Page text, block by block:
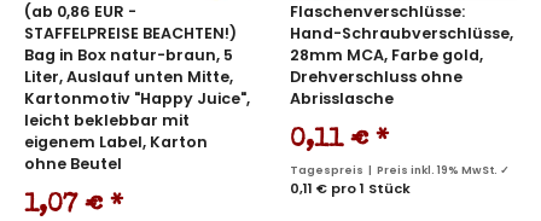
(ab 0,86 EUR -
STAFFELPREISE BEACHTEN!)
Bag in Box natur-braun, 5
Liter, Auslauf unten Mitte,
Kartonmotiv "Happy Juice",
leicht beklebbar mit
eigenem Label, Karton
ohne Beutel
1,07 € *
Flaschenverschlüsse:
Hand-Schraubverschlüsse,
28mm MCA, Farbe gold,
Drehverschluss ohne
Abrisslasche
0,11 € *
Tagespreis | Preis inkl. 19% MwSt. ✓
0,11 € pro 1 Stück